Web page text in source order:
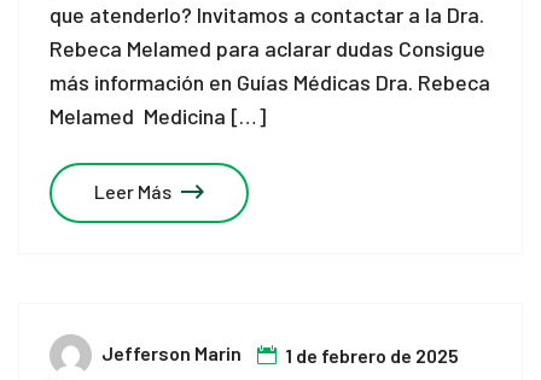
que atenderlo? Invitamos a contactar a la Dra.
Rebeca Melamed para aclarar dudas Consigue
más información en Guías Médicas Dra. Rebeca
Melamed Medicina […]
Leer Más
Jefferson Marin
1 de febrero de 2025